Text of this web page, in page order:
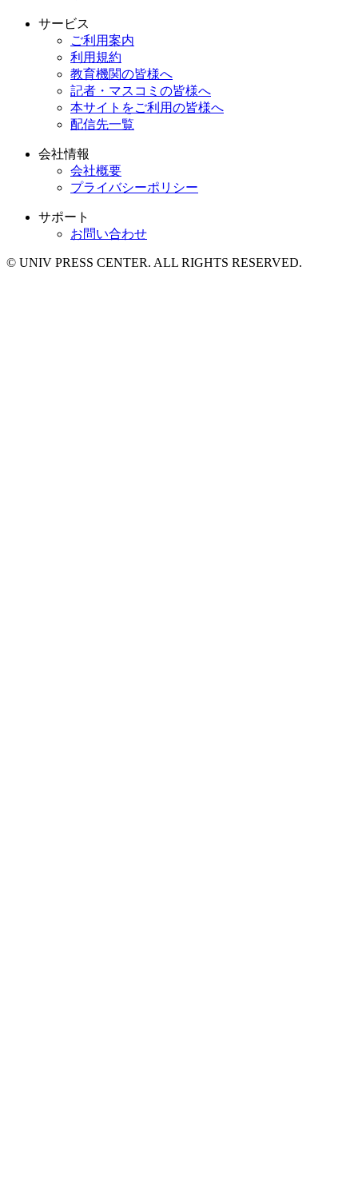
サービス
ご利用案内
利用規約
教育機関の皆様へ
記者・マスコミの皆様へ
本サイトをご利用の皆様へ
配信先一覧
会社情報
会社概要
プライバシーポリシー
サポート
お問い合わせ
© UNIV PRESS CENTER. ALL RIGHTS RESERVED.